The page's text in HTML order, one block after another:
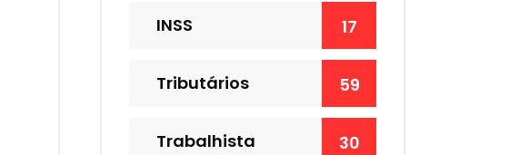
INSS 17
Tributários 59
Trabalhista 30